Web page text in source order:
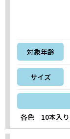
対象年齢
サイズ
各色 10本入り